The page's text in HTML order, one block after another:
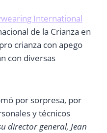
International
de la Crianza en
crianza con apego
con diversas
por sorpresa, por
y técnicos
director general, Jean